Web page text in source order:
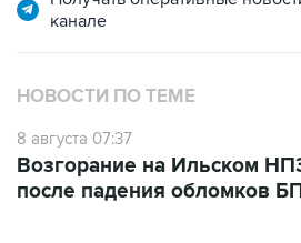
канале
НОВОСТИ ПО ТЕМЕ
8 августа 07:37
Возгорание на Ильском
после падения обломков